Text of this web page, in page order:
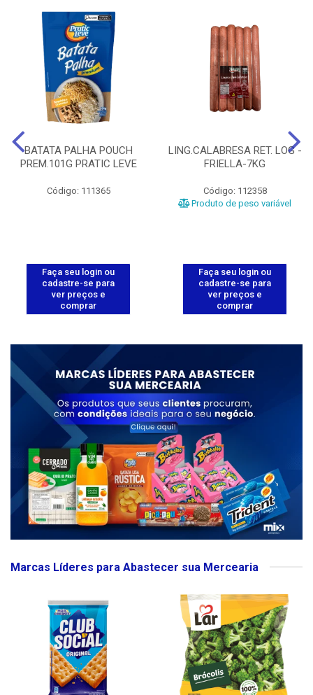
BATATA PALHA POUCH
PREM.101G PRATIC LEVE
Código: 111365
Faça seu login ou
cadastre-se para
ver preços e
comprar
LING.CALABRESA RET. LOG -
FRIELLA-7KG
Código: 112358
Produto de peso variável
Faça seu login ou
cadastre-se para
ver preços e
comprar
Marcas Líderes para Abastecer sua Mercearia